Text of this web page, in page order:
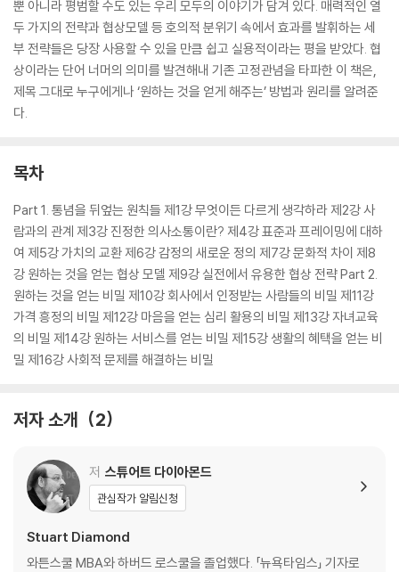
뿐 아니라 평범할 수도 있는 우리 모두의 이야기가 담겨 있다. 매력적인 열
두 가지의 전략과 협상모델 등 호의적 분위기 속에서 효과를 발휘하는 세
부 전략들은 당장 사용할 수 있을 만큼 쉽고 실용적이라는 평을 받았다. 협
상이라는 단어 너머의 의미를 발견해내 기존 고정관념을 타파한 이 책은,
제목 그대로 누구에게나 ‘원하는 것을 얻게 해주는’ 방법과 원리를 알려준
다.
목차
Part 1. 통념을 뒤엎는 원칙들 제1강 무엇이든 다르게 생각하라 제2강 사
람과의 관계 제3강 진정한 의사소통이란? 제4강 표준과 프레이밍에 대하
여 제5강 가치의 교환 제6강 감정의 새로운 정의 제7강 문화적 차이 제8
강 원하는 것을 얻는 협상 모델 제9강 실전에서 유용한 협상 전략 Part 2.
원하는 것을 얻는 비밀 제10강 회사에서 인정받는 사람들의 비밀 제11강
가격 흥정의 비밀 제12강 마음을 얻는 심리 활용의 비밀 제13강 자녀교육
의 비밀 제14강 원하는 서비스를 얻는 비밀 제15강 생활의 혜택을 얻는 비
밀 제16강 사회적 문제를 해결하는 비밀
저자 소개 2
저 스튜어트 다이아몬드
관심작가 알림신청
Stuart Diamond
와튼스쿨 MBA와 하버드 로스쿨을 졸업했다. 「뉴욕타임스」 기자로